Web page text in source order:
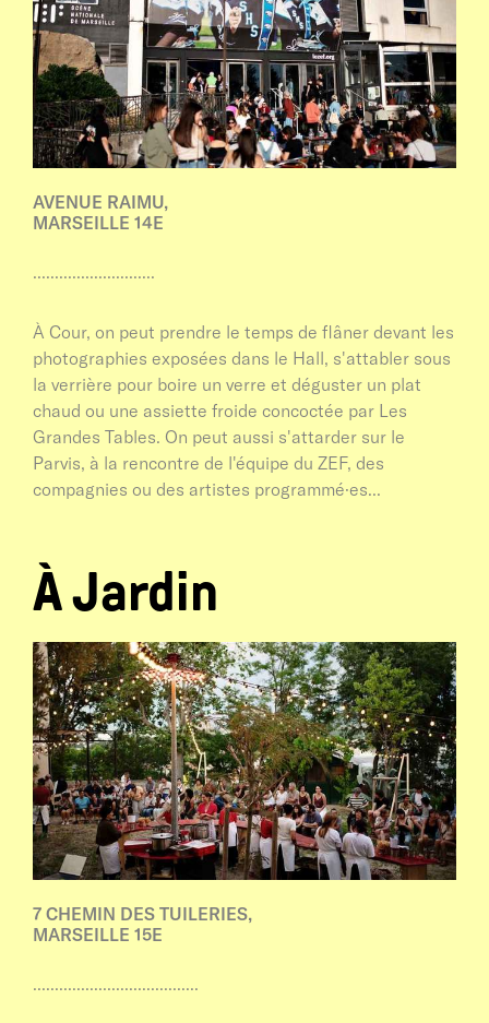
AVENUE RAIMU,
MARSEILLE 14E
............................
À Cour, on peut prendre le temps de flâner devant les
photographies exposées dans le Hall, s'attabler sous
la verrière pour boire un verre et déguster un plat
chaud ou une assiette froide concoctée par Les
Grandes Tables. On peut aussi s'attarder sur le
Parvis, à la rencontre de l'équipe du ZEF, des
compagnies ou des artistes programmé·es...
À Jardin
7 CHEMIN DES TUILERIES,
MARSEILLE 15E
......................................